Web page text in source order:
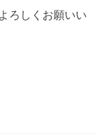
ろしくお願いい